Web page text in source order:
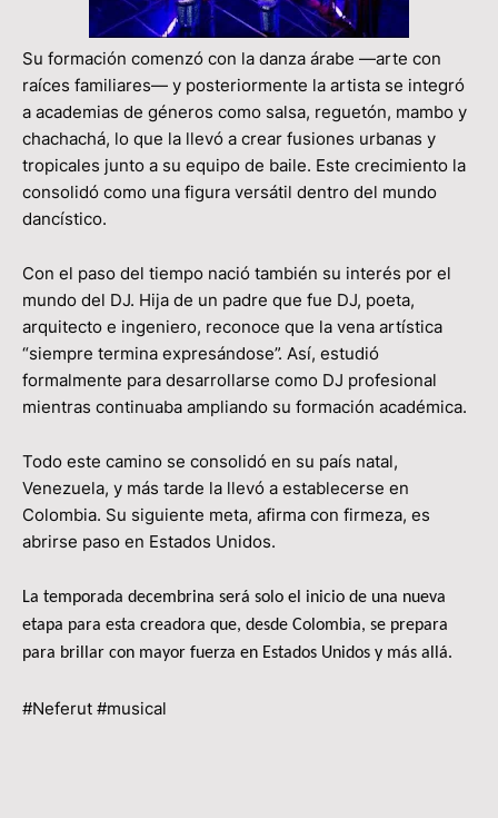
Su formación comenzó con la danza árabe —arte con
raíces familiares— y posteriormente la artista se integró
a academias de géneros como salsa, reguetón, mambo y
chachachá, lo que la llevó a crear fusiones urbanas y
tropicales junto a su equipo de baile. Este crecimiento la
consolidó como una figura versátil dentro del mundo
dancístico.
Con el paso del tiempo nació también su interés por el
mundo del DJ. Hija de un padre que fue DJ, poeta,
arquitecto e ingeniero, reconoce que la vena artística
“siempre termina expresándose”. Así, estudió
formalmente para desarrollarse como DJ profesional
mientras continuaba ampliando su formación académica.
Todo este camino se consolidó en su país natal,
Venezuela, y más tarde la llevó a establecerse en
Colombia. Su siguiente meta, afirma con firmeza, es
abrirse paso en Estados Unidos.
La temporada decembrina será solo el inicio de una nueva
etapa para esta creadora que, desde Colombia, se prepara
para brillar con mayor fuerza en Estados Unidos y más allá.
#Neferut #musical